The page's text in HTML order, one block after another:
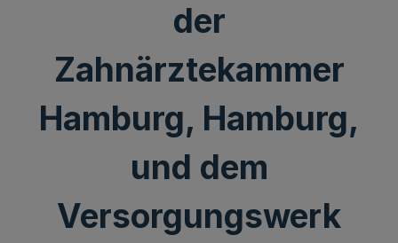
der
Zahnärztekammer
Hamburg, Hamburg,
und dem
Versorgungswerk